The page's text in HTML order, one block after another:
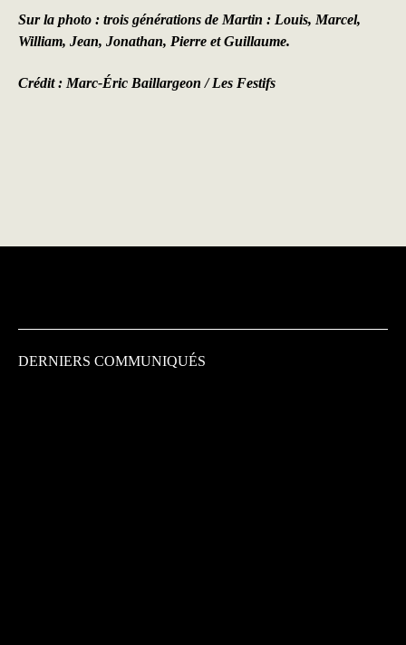
Sur la photo : trois générations de Martin : Louis, Marcel,
William, Jean, Jonathan, Pierre et Guillaume.
Crédit : Marc-Éric Baillargeon /Les Festifs
DERNIERS COMMUNIQUÉS